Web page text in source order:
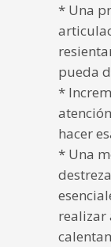
* Una
pueda
*
hacer
* Una
realizar